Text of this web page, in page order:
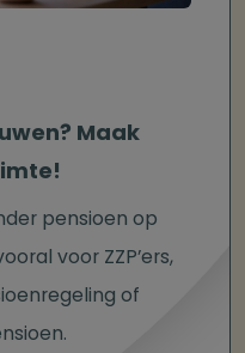
Maak
pensioen op
voor ZZP’ers,
of